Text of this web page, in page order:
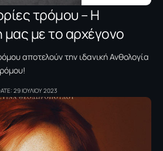
τρόμου – Η
με το αρχέγονο
αποτελούν την ιδανική Ανθολογία
29 ΙΟΥΛΙΟΥ 2023